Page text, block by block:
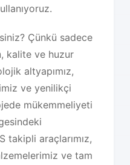
Çünkü sadece
kalite ve huzur
altyapımız,
ve yenilikçi
mükemmeliyeti
takipli araçlarımız,
ve tam